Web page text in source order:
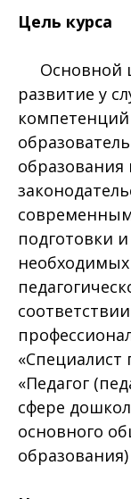
Цель курса
Основной
развитие у
образования
подготовки
«Педагог
сфере
основного